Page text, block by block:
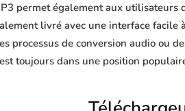
permet également aux
livré avec une interface
processus de conversion audio ou
toujours dans une position